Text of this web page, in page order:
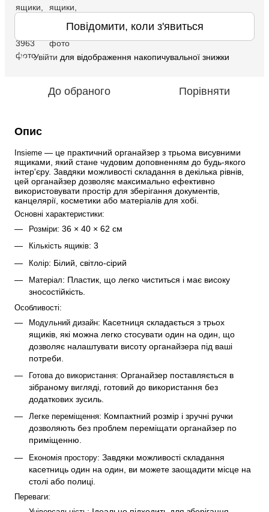
Повідомити, коли з'явиться
% Увійти для відображення накопичувальної знижки
До обраного Порівняти
Опис
Insieme — це практичний органайзер з трьома висувними
ящиками, який стане чудовим доповненням до будь-якого
інтер'єру. Завдяки можливості складання в декілька рівнів,
цей органайзер дозволяє максимально ефективно
використовувати простір для зберігання документів,
канцелярії, косметики або матеріалів для хобі.
Основні характеристики:
Розміри: 36 × 40 × 62 см
Кількість ящиків: 3
Колір: Білий, світло-сірий
Матеріал: Пластик, що легко чиститься і має високу
зносостійкість.
Особливості:
Модульний дизайн: Касетниця складається з трьох
ящиків, які можна легко стосувати один на один, що
дозволяє налаштувати висоту органайзера під ваші
потреби.
Готова до використання: Органайзер поставляється в
зібраному вигляді, готовий до використання без
додаткових зусиль.
Легке переміщення: Компактний розмір і зручні ручки
дозволяють без проблем переміщати органайзер по
приміщенню.
Економія простору: Завдяки можливості складання
касетниць один на один, ви можете заощадити місце на
столі або полиці.
Переваги: